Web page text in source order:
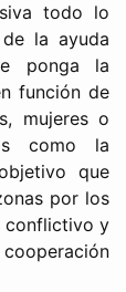
todo lo
la ayuda
ponga la
función de
mujeres o
como la
que
por los
conflictivo y